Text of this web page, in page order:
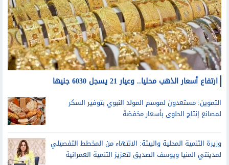
ارتفاع أسعار الذهب محليا.. وعيار 21 يسجل 6030 جنيها
التموين: مستعدون لموسم المولد النبوي بتوفير السكر
لمصانع إنتاج الحلوى بأسعار مخفضة
وزيرة التنمية المحلية والبيئة: الانتهاء من المخطط التفصيلي
لمدينتي المنيا ويوسف الصديق لتعزيز التنمية العمرانية